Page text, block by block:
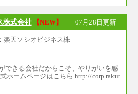
株式会社 【NEW】 07月28日更新
できる会社だからこそ、やりがいを感
ホームページはこちら http://corp.rakut